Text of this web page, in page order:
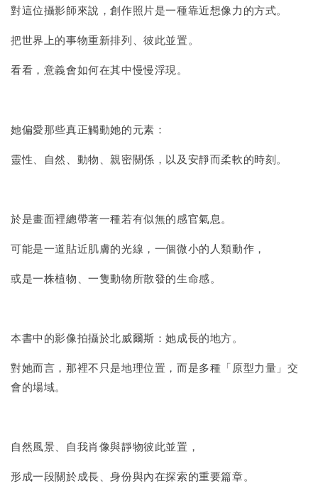
加入購物車
對這位攝影師來說，創作照片是一種靠近想像力的方式。
把世界上的事物重新排列、彼此並置。
看看，意義會如何在其中慢慢浮現。
她偏愛那些真正觸動她的元素：
靈性、自然、動物、親密關係，以及安靜而柔軟的時刻。
於是畫面裡總帶著一種若有似無的感官氣息。
可能是一道貼近肌膚的光線，一個微小的人類動作，
或是一株植物、一隻動物所散發的生命感。
本書中的影像拍攝於北威爾斯：她成長的地方。
對她而言，那裡不只是地理位置，而是多種「原型力量」交
會的場域。
自然風景、自我肖像與靜物彼此並置，
形成一段關於成長、身份與內在探索的重要篇章。